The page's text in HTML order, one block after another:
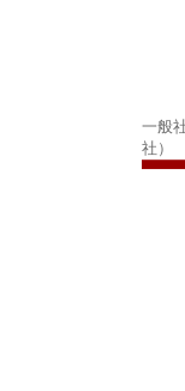
一般
社）